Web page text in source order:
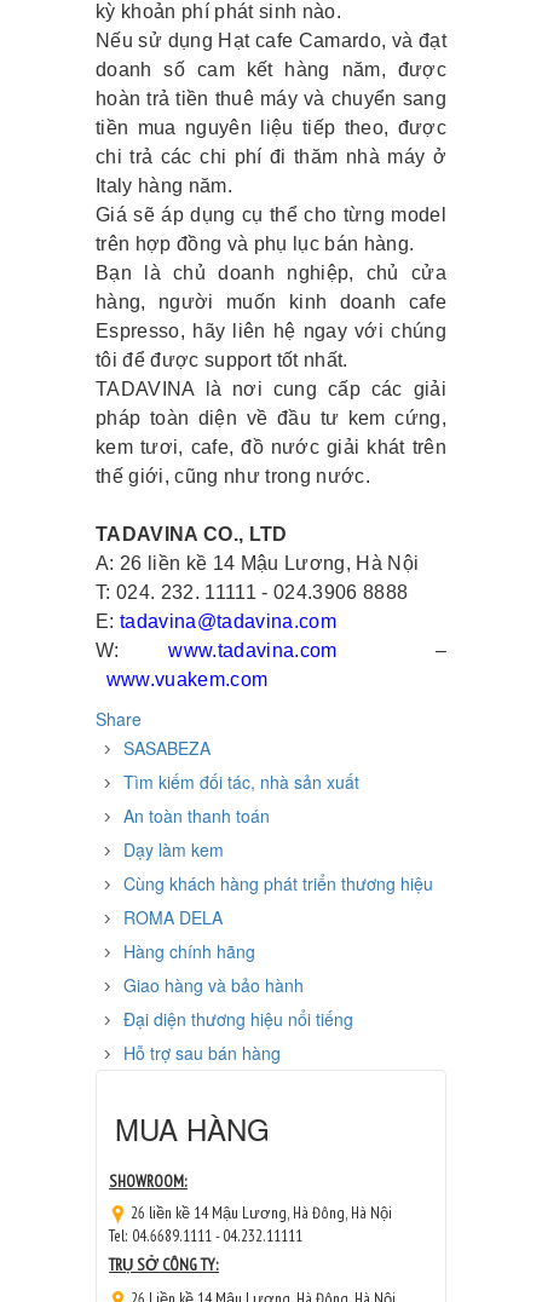
kỳ khoản phí phát sinh nào.
Nếu sử dụng Hạt cafe Camardo, và đạt
doanh số cam kết hàng năm, được
hoàn trả tiền thuê máy và chuyển sang
tiền mua nguyên liệu tiếp theo, được
chi trả các chi phí đi thăm nhà máy ở
Italy hàng năm.
Giá sẽ áp dụng cụ thể cho từng model
trên hợp đồng và phụ lục bán hàng.
Bạn là chủ doanh nghiệp, chủ cửa
hàng, người muốn kinh doanh cafe
Espresso, hãy liên hệ ngay với chúng
tôi để được support tốt nhất.
TADAVINA là nơi cung cấp các giải
pháp toàn diện về đầu tư kem cứng,
kem tươi, cafe, đồ nước giải khát trên
thế giới, cũng như trong nước.
TADAVINA CO., LTD
A: 26 liền kề 14 Mậu Lương, Hà Nội
T: 024. 232. 11111 - 024.3906 8888
E: tadavina@tadavina.com
W:www.tadavina.com –
www.vuakem.com
Share
SASABEZA
Tìm kiếm đối tác, nhà sản xuất
An toàn thanh toán
Dạy làm kem
Cùng khách hàng phát triển thương hiệu
ROMA DELA
Hàng chính hãng
Giao hàng và bảo hành
Đại diện thương hiệu nổi tiếng
Hỗ trợ sau bán hàng
MUA HÀNG
SHOWROOM:
26 liền kề 14 Mậu Lương, Hà Đông, Hà Nội
Tel: 04.6689.1111 - 04.232.11111
TRỤ SỞ CÔNG TY: